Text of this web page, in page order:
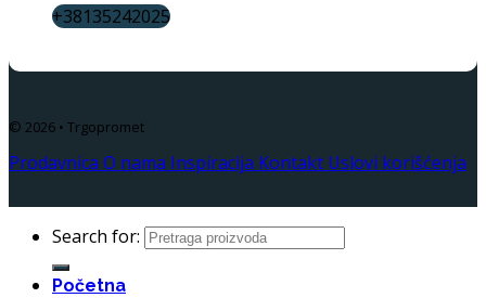
+38135242025
© 2026 • Trgopromet
Prodavnica O nama Inspiracija Kontakt Uslovi korišćenja
Search for:
Početna